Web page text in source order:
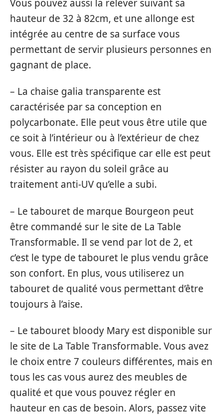
Vous pouvez aussi la relever suivant sa
hauteur de 32 à 82cm, et une allonge est
intégrée au centre de sa surface vous
permettant de servir plusieurs personnes en
gagnant de place.
– La chaise galia transparente est
caractérisée par sa conception en
polycarbonate. Elle peut vous être utile que
ce soit à l’intérieur ou à l’extérieur de chez
vous. Elle est très spécifique car elle est peut
résister au rayon du soleil grâce au
traitement anti-UV qu’elle a subi.
– Le tabouret de marque Bourgeon peut
être commandé sur le site de La Table
Transformable. Il se vend par lot de 2, et
c’est le type de tabouret le plus vendu grâce
son confort. En plus, vous utiliserez un
tabouret de qualité vous permettant d’être
toujours à l’aise.
– Le tabouret bloody Mary est disponible sur
le site de La Table Transformable. Vous avez
le choix entre 7 couleurs différentes, mais en
tous les cas vous aurez des meubles de
qualité et que vous pouvez régler en
hauteur en cas de besoin. Alors, passez vite